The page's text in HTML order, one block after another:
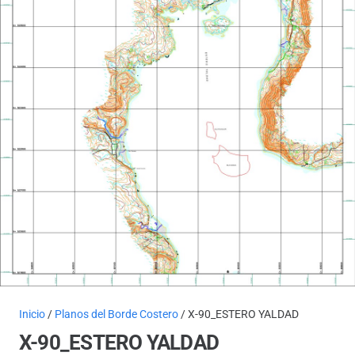
Inicio / Planos del Borde Costero / X-90_ESTERO YALDAD
X-90_ESTERO YALDAD